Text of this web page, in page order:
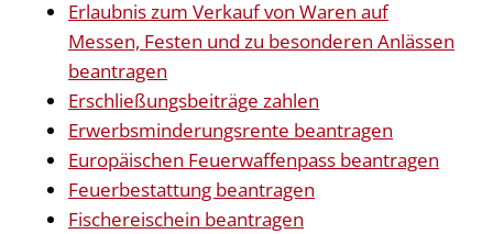
Erlaubnis zum Verkauf von Waren auf
Messen, Festen und zu besonderen Anlässen
beantragen
Erschließungsbeiträge zahlen
Erwerbsminderungsrente beantragen
Europäischen Feuerwaffenpass beantragen
Feuerbestattung beantragen
Fischereischein beantragen